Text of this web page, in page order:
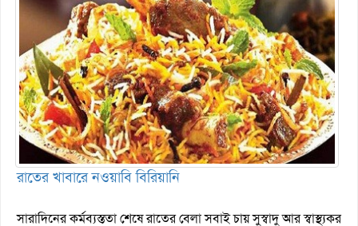
রাতের খাবারে নওয়াবি বিরিয়ানি
সারাদিনের কর্মব্যস্ততা শেষে রাতের বেলা সবাই চায় সুস্বাদু আর স্বাস্থ্যকর